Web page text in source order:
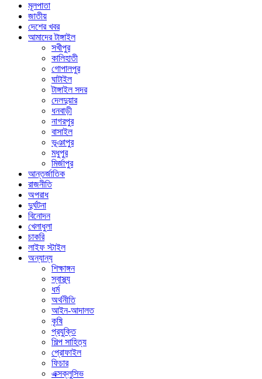
মূলপাতা
জাতীয়
দেশের খবর
আমাদের টাঙ্গাইল
সখীপুর
কালিহাতী
গোপালপুর
ঘাটাইল
টাঙ্গাইল সদর
দেলদুয়ার
ধনবাড়ী
নাগরপুর
বাসাইল
ভূঞাপুর
মধুপুর
মির্জাপুর
আন্তর্জাতিক
রাজনীতি
অপরাধ
দুর্ঘটনা
বিনোদন
খেলাধুলা
চাকরি
লাইফ স্টাইল
অন্যান্য
শিক্ষাঙ্গন
স্বাস্থ্য
ধর্ম
অর্থনীতি
আইন-আদালত
কৃষি
প্রযুক্তি
শিল্প সাহিত্য
প্রোফাইল
ফিচার
এক্সক্লুসিভ